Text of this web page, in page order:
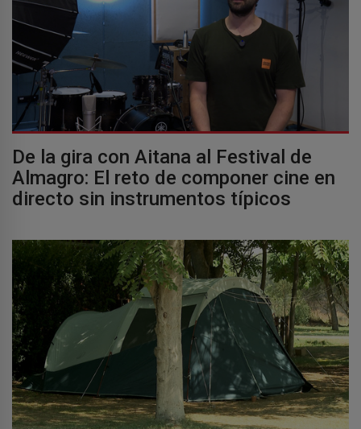
De la gira con Aitana al Festival de
Almagro: El reto de componer cine en
directo sin instrumentos típicos